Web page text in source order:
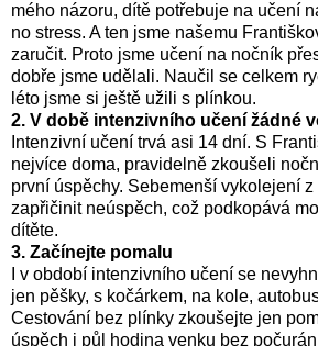
mého názoru, dítě potřebuje na učení
no stress. A ten jsme našemu
zaručit. Proto jsme učení na nočník
dobře jsme udělali. Naučil se celkem
léto jsme si ještě užili s plínkou.
2. V době intenzivního učení žádné
Intenzivní učení trvá asi 14 dní. S
nejvíce doma, pravidelně zkoušeli
první úspěchy. Sebemenší vykolejení z
zapřičinit neúspěch, což podkopává
dítěte.
3. Začínejte pomalu
I v období intenzivního učení se
jen pěšky, s kočárkem, na kole,
Cestování bez plínky zkoušejte jen
úspěch i půl hodina venku bez